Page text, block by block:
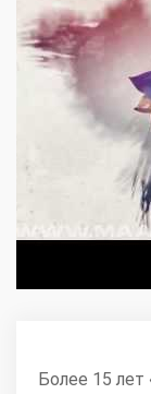
Более 15